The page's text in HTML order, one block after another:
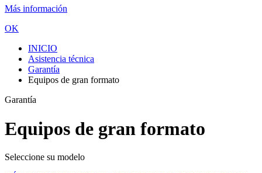
Más información
OK
INICIO
Asistencia técnica
Garantía
Equipos de gran formato
Garantía
Equipos de gran formato
Seleccione su modelo